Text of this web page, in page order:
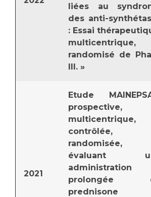
liées au
des anti-
: Essai
multicentrique,
randomisé de
III. »
2021
Etude
prospective,
multicentrique,
contrôlée,
randomisée,
évaluant
administration
prolongée
prednisone